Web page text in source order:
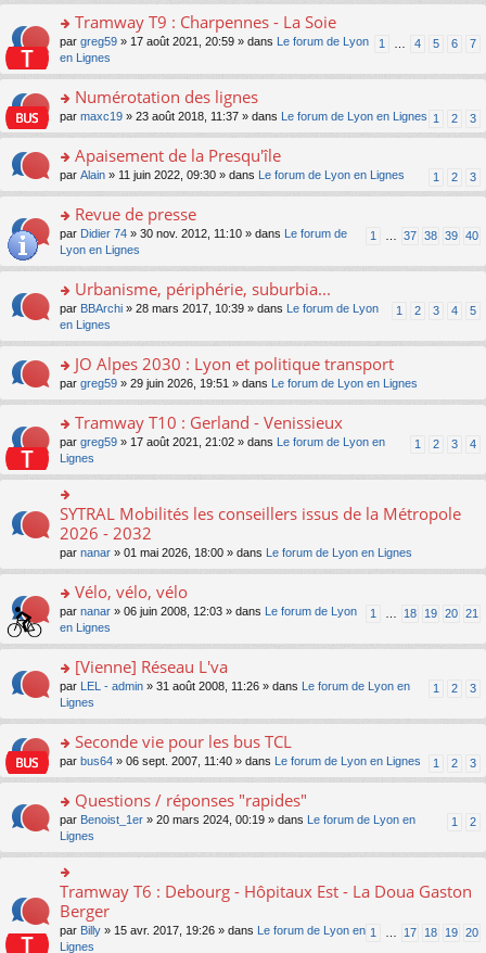
c
e
nt
le
u
c
e
nt
n
o
n
lu
le
u
ré
c
e
e
s
s
a
n
o
n
lu
pl
s
ré
e
er
le
m
e
s
s
e
n
o
n
le
pl
s
ré
c
e
o
n
s
er
le
m
e
s
g
e
n
o
n
le
s
ré
c
nt
Tramway T9 : Charpennes - La Soie
1 4 5 6 7
par greg59 » 17 août 2021, 20:59 » dans
Le forum de Lyon
en Lignes
o
n
ult
er
le
m
e
s
g
e
n
o
n
le
u
s
ré
c
e
nt
Numérotation des lignes
1 2 3
par maxc19 » 23 août 2018, 11:37 » dans Le forum de Lyon en Lignes
o
n
ult
er
le
m
e
s
s
e
n
o
n
le
s
ré
c
e
Apaisement de la Presqu'île
1 2 3
par Alain » 11 juin 2022, 09:30 » dans Le forum de Lyon en Lignes
o
s
er
le
m
e
s
s
e
n
o
n
lu
le
pl
u
s
ré
c
e
nt
Revue de presse
1 37 38 39 40
par Didier 74 » 30 nov. 2012, 11:10 » dans
Le forum de
Lyon en Lignes
o
n
s
er
le
m
e
s
s
g
n
o
n
lu
pl
u
s
ré
c
e
nt
Urbanisme, périphérie, suburbia...
1 2 3 4 5
par BBArchi » 28 mars 2017, 10:39 » dans
Le forum de Lyon
en Lignes
o
n
ult
er
le
m
e
s
s
g
n
o
n
lu
pl
u
s
ré
c
e
JO Alpes 2030 : Lyon et politique transport
par greg59 » 29 juin 2026, 19:51 » dans Le forum de Lyon en Lignes
o
s
ult
er
le
m
e
s
s
g
o
n
lu
le
u
s
ré
c
e
nt
Tramway T10 : Gerland - Venissieux
1 2 3 4
par greg59 » 17 août 2021, 21:02 » dans
Le forum de Lyon en
Lignes
o
n
ult
er
le
m
e
s
a
g
e
n
o
n
pl
u
s
ré
c
e
nt
SYTRAL Mobilités les conseillers issus de la Métropole
2026 - 2032
par nanar » 01 mai 2026, 18:00 » dans Le forum de Lyon en Lignes
o
n
s
er
le
m
e
s
s
e
n
o
n
lu
le
pl
u
s
Vélo, vélo, vélo
1 18 19 20 21
par nanar » 06 juin 2008, 12:03 » dans
Le forum de Lyon
en Lignes
o
s
er
le
m
e
s
s
g
n
o
n
lu
[Vienne] Réseau L'va
1 2 3
par LEL - admin » 31 août 2008, 11:26 » dans
Le forum de Lyon en
Lignes
o
n
ult
er
le
m
e
s
g
Seconde vie pour les bus TCL
1 2 3
par bus64 » 06 sept. 2007, 11:40 » dans Le forum de Lyon en Lignes
o
s
ult
er
le
m
e
s
Questions / réponses "rapides"
1 2
par Benoist_1er » 20 mars 2024, 00:19 » dans
Le forum de Lyon en
Lignes
o
n
ult
Tramway T6 : Debourg - Hôpitaux Est - La Doua Gaston
Berger
1 17 18 19 20
par Billy » 15 avr. 2017, 19:26 » dans
Le forum de Lyon en
Lignes